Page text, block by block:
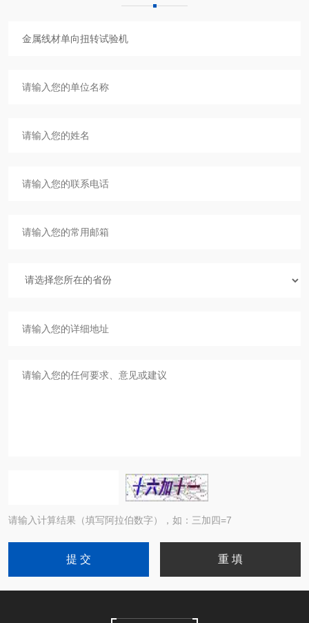
请输入计算结果（填写阿拉伯数字），如：三加四=7